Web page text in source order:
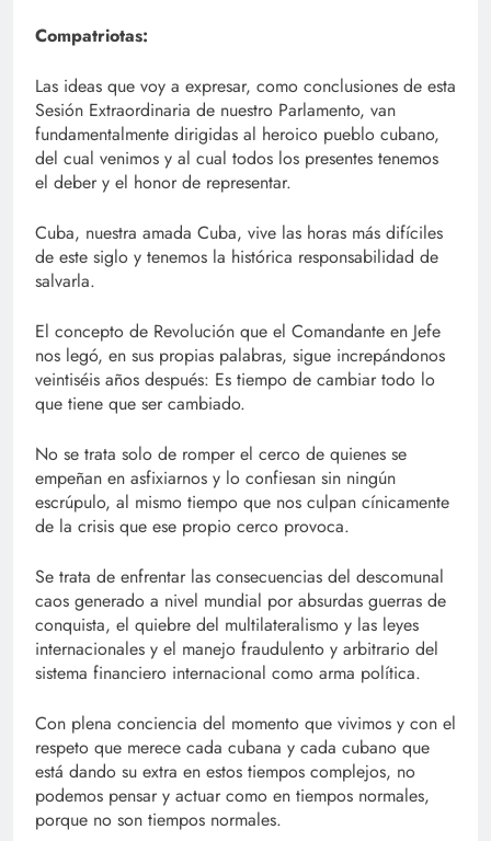
Compatriotas:
Las ideas que voy a expresar, como conclusiones de esta
Sesión Extraordinaria de nuestro Parlamento, van
fundamentalmente dirigidas al heroico pueblo cubano,
del cual venimos y al cual todos los presentes tenemos
el deber y el honor de representar.
Cuba, nuestra amada Cuba, vive las horas más difíciles
de este siglo y tenemos la histórica responsabilidad de
salvarla.
El concepto de Revolución que el Comandante en Jefe
nos legó, en sus propias palabras, sigue increpándonos
veintiséis años después: Es tiempo de cambiar todo lo
que tiene que ser cambiado.
No se trata solo de romper el cerco de quienes se
empeñan en asfixiarnos y lo confiesan sin ningún
escrúpulo, al mismo tiempo que nos culpan cínicamente
de la crisis que ese propio cerco provoca.
Se trata de enfrentar las consecuencias del descomunal
caos generado a nivel mundial por absurdas guerras de
conquista, el quiebre del multilateralismo y las leyes
internacionales y el manejo fraudulento y arbitrario del
sistema financiero internacional como arma política.
Con plena conciencia del momento que vivimos y con el
respeto que merece cada cubana y cada cubano que
está dando su extra en estos tiempos complejos, no
podemos pensar y actuar como en tiempos normales,
porque no son tiempos normales.